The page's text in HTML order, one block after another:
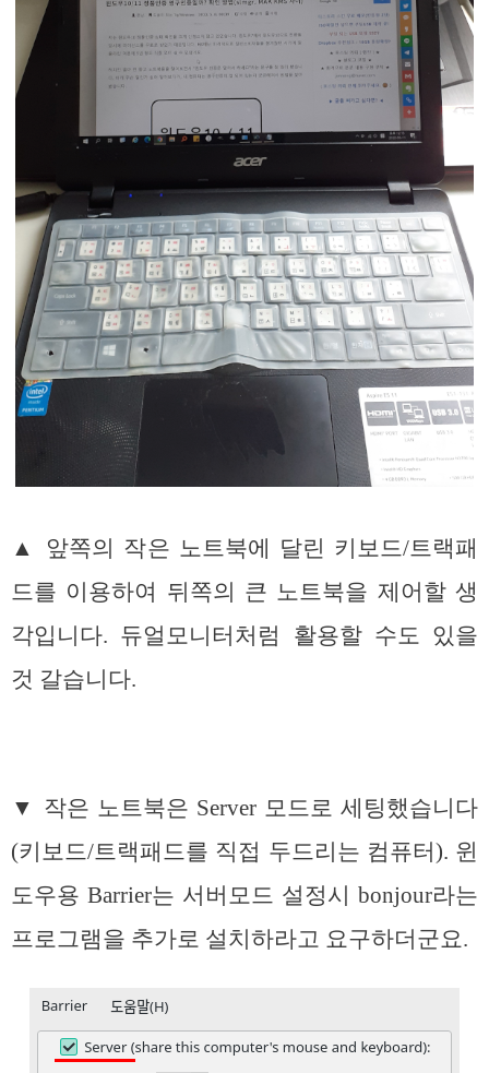
▲ 앞쪽의 작은 노트북에 달린 키보드/트랙패
드를 이용하여 뒤쪽의 큰 노트북을 제어할 생
각입니다. 듀얼모니터처럼 활용할 수도 있을
것 갈습니다.
▼ 작은 노트북은 Server 모드로 세팅했습니다
(키보드/트랙패드를 직접 두드리는 컴퓨터). 윈
도우용 Barrier는 서버모드 설정시 bonjour라는
프로그램을 추가로 설치하라고 요구하더군요.